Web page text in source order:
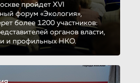
пройдет XVI
форум «Экология»,
более 1200 участников:
органов власти,
и профильных НКО.